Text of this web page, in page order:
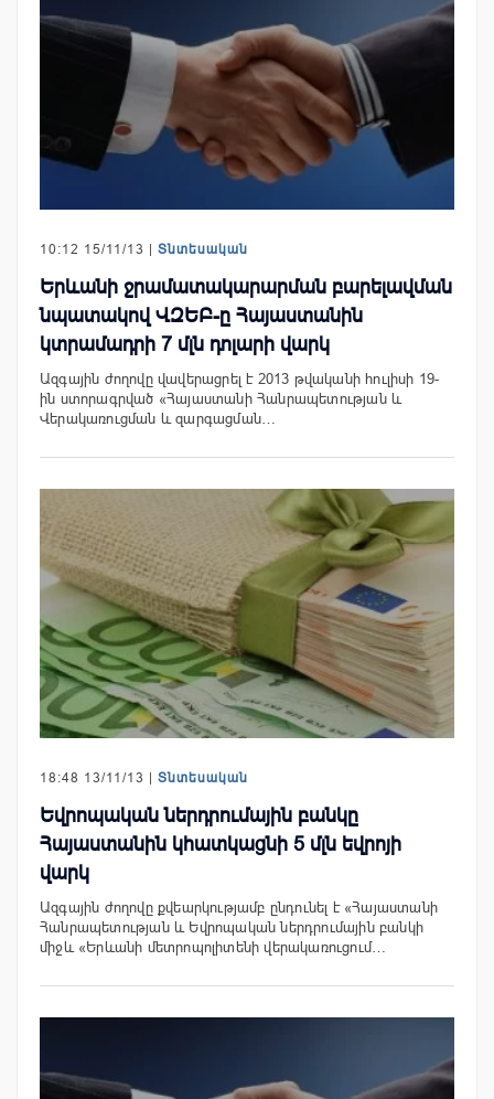
10:12 15/11/13 | Տնտեսական
Երևանի ջրամատակարարման բարելավման
նպատակով ՎԶԵԲ-ը Հայաստանին
կտրամադրի 7 մլն դոլարի վարկ
Ազգային ժողովը վավերացրել է 2013 թվականի հուլիսի 19-
ին ստորագրված «Հայաստանի Հանրապետության և
Վերակառուցման և զարգացման…
18:48 13/11/13 | Տնտեսական
Եվրոպական ներդրումային բանկը
Հայաստանին կհատկացնի 5 մլն եվրոյի
վարկ
Ազգային ժողովը քվեարկությամբ ընդունել է «Հայաստանի
Հանրապետության և Եվրոպական ներդրումային բանկի
միջև «Երևանի մետրոպոլիտենի վերակառուցում…